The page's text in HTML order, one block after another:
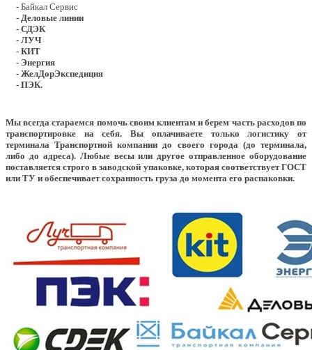
- Байкал Сервис
- Деловые линии
- СДЭК
- ЛУЧ
- КИТ
- Энергия
- ЖелДорЭкспедиция
- ПЭК.
Мы всегда стараемся помочь своим клиентам и берем часть расходов по
транспортировке на себя. Вы оплачиваете только логистику от
терминала Транспортной компании до своего города (до терминала,
либо до адреса). Любые весы или другое отправленное оборудование
поставляется строго в заводской упаковке, которая соответствует ГОСТ
или ТУ и обеспечивает сохранность груза до момента его распаковки.